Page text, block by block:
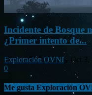
Incidente de Bosque
¿Primer intento de...
Exploración OVNI -
Oct
0
Me gusta Exploración